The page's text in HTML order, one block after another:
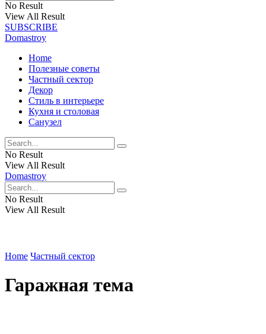
No Result
View All Result
SUBSCRIBE
Domastroy
Home
Полезные советы
Частный сектор
Декор
Стиль в интерьере
Кухня и столовая
Санузел
No Result
View All Result
Domastroy
No Result
View All Result
Home Частный сектор
Гаражная тема